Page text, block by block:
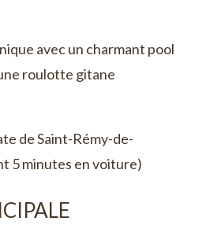
avec un charmant pool
roulotte gitane
de Saint-Rémy-de-
5 minutes en voiture)